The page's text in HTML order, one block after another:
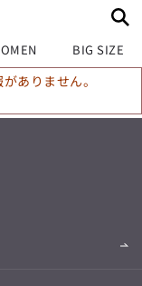
BIG SIZE
ありません。